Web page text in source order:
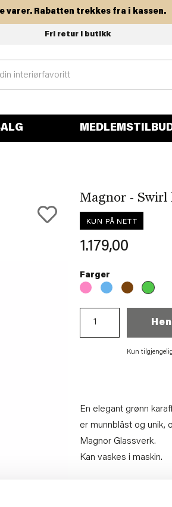
Rabatten trekkes fra i kassen.
Fri retur i butikk
Magnor - Swirl
KUN PÅ NETT
1.179,00
Farger
Kun
En elegant grønn
er munnblåst og unik,
Magnor Glassverk.
Kan vaskes i maskin.
Vårt